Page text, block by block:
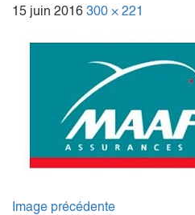
15 juin 2016 300 × 221
Image précédente